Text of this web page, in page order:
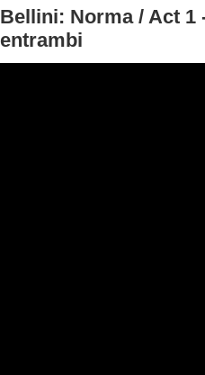
Bellini: Norma / Act 1
entrambi